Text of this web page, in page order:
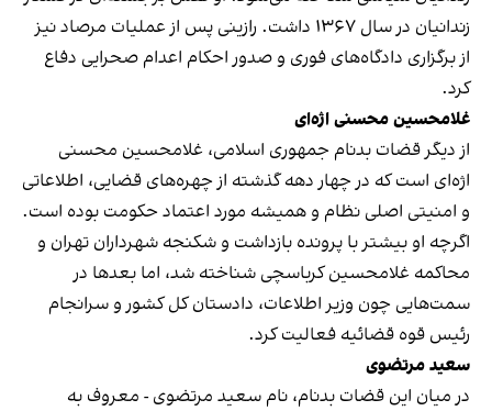
زندانیان در سال ۱۳۶۷ داشت. رازینی پس از عملیات مرصاد نیز
از برگزاری دادگاه‌های فوری و صدور احکام اعدام صحرایی دفاع
کرد.
غلامحسین محسنی اژه‌ای
از دیگر قضات بدنام جمهوری اسلامی، غلامحسین محسنی
اژه‌ای است که در چهار دهه گذشته از چهره‌های قضایی، اطلاعاتی
و امنیتی اصلی نظام و همیشه مورد اعتماد حکومت بوده است.
اگرچه او بیشتر با پرونده بازداشت و شکنجه شهرداران تهران و
محاکمه غلامحسین کرباسچی شناخته شد، اما بعدها در
سمت‌هایی چون وزیر اطلاعات، دادستان کل کشور و سرانجام
رئیس قوه قضائیه فعالیت کرد.
سعید مرتضوی
در میان این قضات بدنام، نام سعید مرتضوی - معروف به